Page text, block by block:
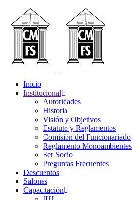
Inicio
Institucional
Autoridades
Historia
Visión y Objetivos
Estatuto y Reglamentos
Comisión del Funcionariado
Reglamento Monoambientes
Ser Socio
Preguntas Frecuentes
Descuentos
Salones
Capacitación